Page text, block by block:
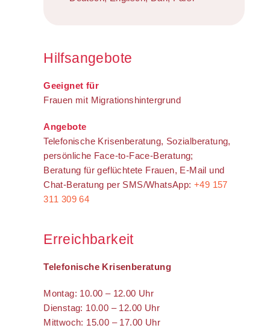
Hilfsangebote
Geeignet für
Frauen mit Migrationshintergrund
Angebote
Telefonische Krisenberatung, Sozialberatung,
persönliche Face-to-Face-Beratung;
Beratung für geflüchtete Frauen, E-Mail und
Chat-Beratung per SMS/WhatsApp: +49 157
311 309 64
Erreichbarkeit
Telefonische Krisenberatung
Montag: 10.00 – 12.00 Uhr
Dienstag: 10.00 – 12.00 Uhr
Mittwoch: 15.00 – 17.00 Uhr